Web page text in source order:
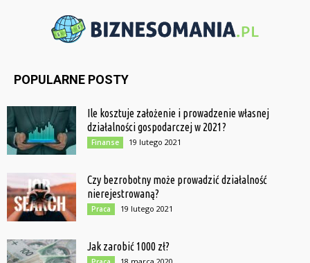
POPULARNE POSTY
Ile kosztuje założenie i prowadzenie własnej
działalności gospodarczej w 2021?
Finanse 19 lutego 2021
Czy bezrobotny może prowadzić działalność
nierejestrowaną?
Praca 19 lutego 2021
Jak zarobić 1000 zł?